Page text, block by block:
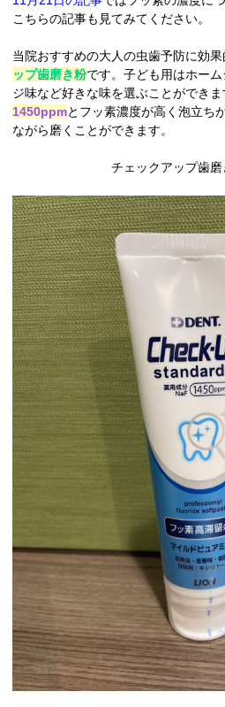
こちらの記事も見てみてください。
当院おすすめの大人の虫歯予防に効
ップ歯磨き粉です。子ども用はホー
ジ味など好きな味を選ぶことができ
1450ppmとフッ素濃度が高く泡立ち
ながら磨くことができます。
チェックアップ歯磨